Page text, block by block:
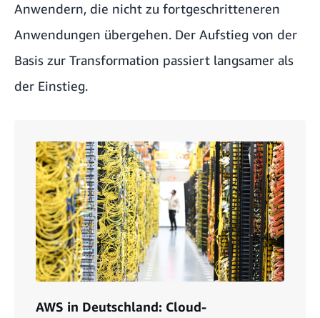
Anwendern, die nicht zu fortgeschritteneren
Anwendungen übergehen. Der Aufstieg von der
Basis zur Transformation passiert langsamer als
der Einstieg.
AWS in Deutschland: Cloud-